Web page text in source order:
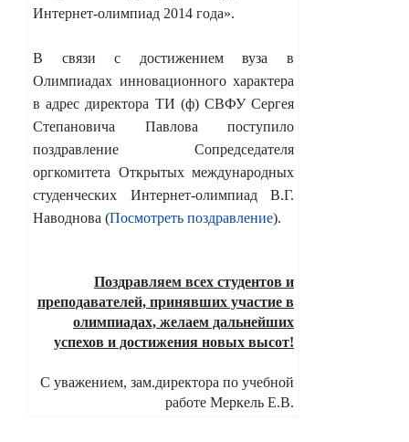
Интернет-олимпиад 2014 года».
В связи с достижением вуза в
Олимпиадах инновационного характера
в адрес директора ТИ (ф) СВФУ Сергея
Степановича Павлова поступило
поздравление Сопредседателя
оргкомитета Открытых международных
студенческих Интернет-олимпиад В.Г.
Наводнова (Посмотреть поздравление).
Поздравляем всех студентов и
преподавателей, принявших участие в
олимпиадах, желаем дальнейших
успехов и достижения новых высот!
С уважением, зам.директора по учебной
работе Меркель Е.В.